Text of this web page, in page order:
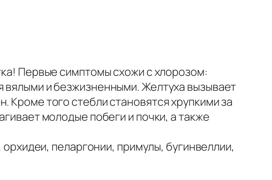
Первые симптомы схожи с хлорозом:
вялыми и безжизненными. Желтуха вызывает
того стебли становятся хрупкими за
молодые побеги и почки, а также
пеларгонии, примулы, бугинвеллии,